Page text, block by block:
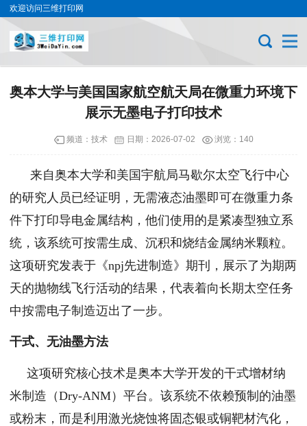
欢迎访问三维打印网
奥本大学与美国国家航空航天局在微重力环境下
展示无墨电子打印技术
频道： 技术 日期： 2026-07-02 浏览：140
来自奥本大学和美国宇航局马歇尔太空飞行中心
的研究人员已经证明，无需液态油墨即可在微重力条
件下打印导电金属结构，他们使用的是紧凑型独立系
统，该系统可按需生成、沉积和烧结金属纳米颗粒。
这项研究发表于《npj先进制造》期刊，展示了为期两
天的抛物线飞行活动的结果，代表着向长期太空任务
中按需电子制造迈出了一步。
干式、无油墨方法
这项研究核心技术是奥本大学开发的干式增材纳
米制造（Dry-ANM）平台。该系统不依赖预制的油墨
或粉末，而是利用激光烧蚀将固态银或铜靶材汽化，